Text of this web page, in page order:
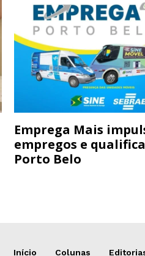
Emprega Mais
empregos e
Porto Belo
Início Colunas